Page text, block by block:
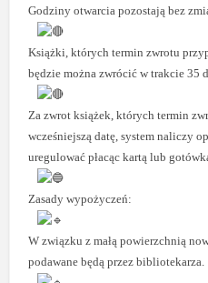
Godziny otwarcia pozostają bez
Książki, których termin zwrotu
będzie można zwrócić w trakcie 35
Za zwrot książek, których termin
wcześniejszą datę, system naliczy
uregulować płacąc kartą lub
Zasady wypożyczeń:
W związku z małą powierzchnią
podawane będą przez bibliotekarza.